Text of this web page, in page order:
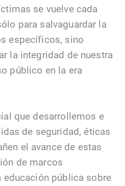
se vuelve cada
para salvaguardar la
específicos, sino
la integridad de nuestra
público en la era
que desarrollemos e
de seguridad, éticas
el avance de estas
de marcos
pública sobre